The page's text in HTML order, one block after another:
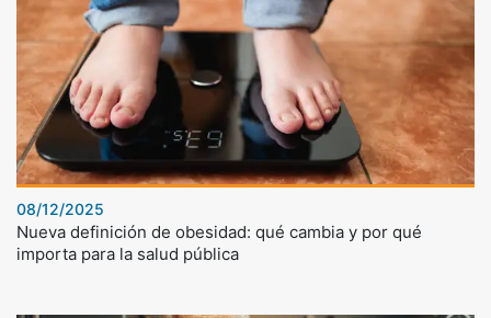
08/12/2025
Nueva definición de obesidad: qué cambia y por qué
importa para la salud pública